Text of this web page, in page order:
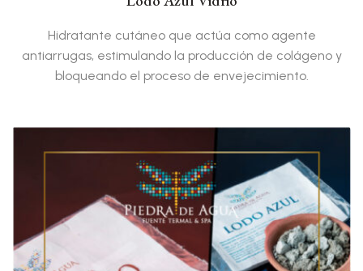
Hidratante cutáneo que actúa como agente
antiarrugas, estimulando la producción de colágeno y
bloqueando el proceso de envejecimiento.